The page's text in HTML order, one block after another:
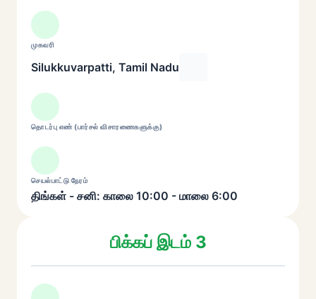
முகவரி
Silukkuvarpatti, Tamil Nadu
தொடர்பு எண் (பார்சல் விசாரணைகளுக்கு)
செயல்பாட்டு நேரம்
திங்கள் - சனி: காலை 10:00 - மாலை 6:00
பிக்கப் இடம் 3